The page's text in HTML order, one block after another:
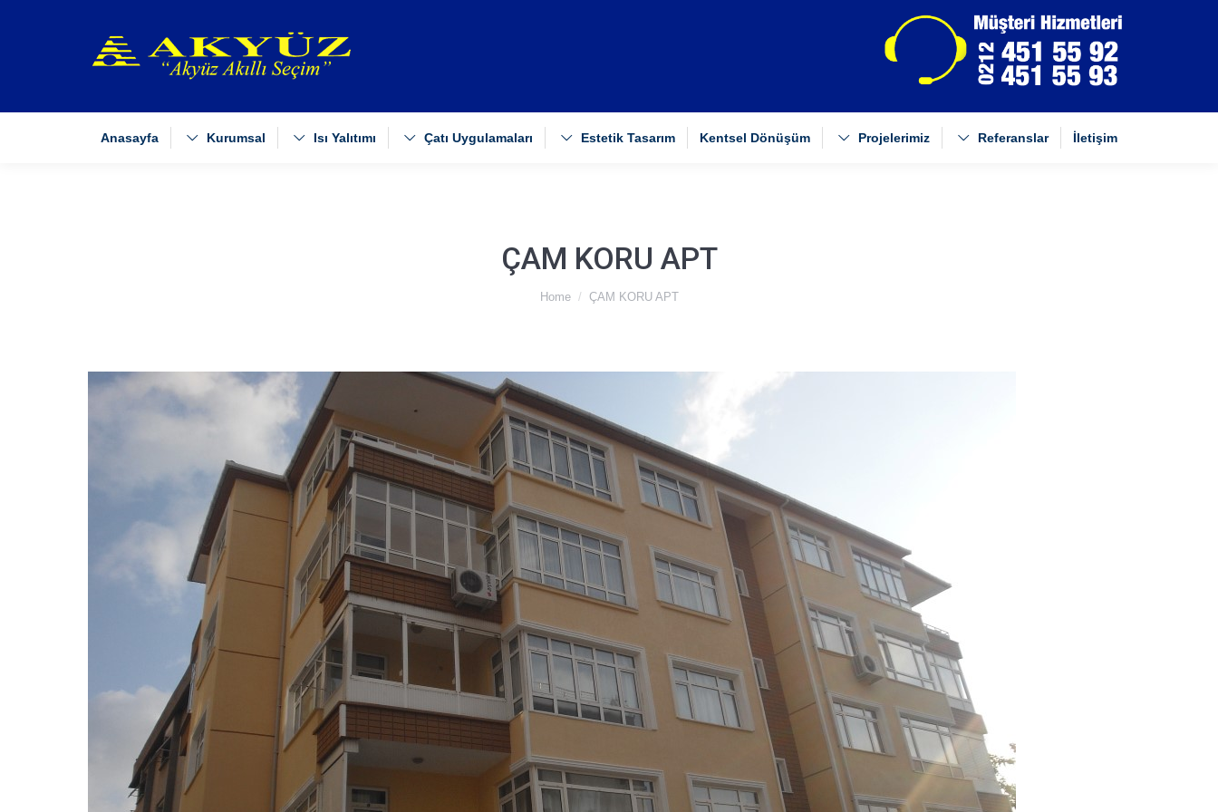
Anasayfa Kurumsal Isı Yalıtımı Çatı Uygulamaları Estetik Tasarım Kentsel Dönüşüm Projelerimiz Referanslar İletişim
ÇAM KORU APT
Home ÇAM KORU APT